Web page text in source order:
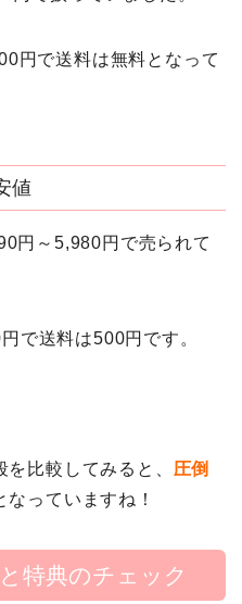
円で送料は無料となって
値
円～5,980円で売られて
で送料は500円です。
を比較してみると、 圧倒
なっていますね！
特典のチェック